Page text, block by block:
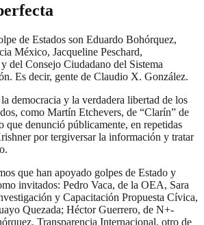
de Estados son Eduardo Bohórquez,
México, Jacqueline Peschard,
del Consejo Ciudadano del Sistema
Es decir, gente de Claudio X. González.
democracia y la verdadera libertad de los
como Martín Etchevers, de “Clarín” de
que denunció públicamente, en repetidas
por tergiversar la información y tratar
que han apoyado golpes de Estado y
invitados: Pedro Vaca, de la OEA, Sara
y Capacitación Propuesta Cívica,
Quezada; Héctor Guerrero, de N+-
Transparencia Internacional, otro de